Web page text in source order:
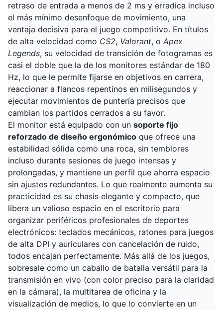
retraso de entrada a menos de 2 ms y erradica incluso
el más mínimo desenfoque de movimiento, una
ventaja decisiva para el juego competitivo. En títulos
de alta velocidad como CS2, Valorant, o Apex
Legends, su velocidad de transición de fotogramas es
casi el doble que la de los monitores estándar de 180
Hz, lo que le permite fijarse en objetivos en carrera,
reaccionar a flancos repentinos en milisegundos y
ejecutar movimientos de puntería precisos que
cambian los partidos cerrados a su favor.
El monitor está equipado con un soporte fijo
reforzado de diseño ergonómico que ofrece una
estabilidad sólida como una roca, sin temblores
incluso durante sesiones de juego intensas y
prolongadas, y mantiene un perfil que ahorra espacio
sin ajustes redundantes. Lo que realmente aumenta su
practicidad es su chasis elegante y compacto, que
libera un valioso espacio en el escritorio para
organizar periféricos profesionales de deportes
electrónicos: teclados mecánicos, ratones para juegos
de alta DPI y auriculares con cancelación de ruido,
todos encajan perfectamente. Más allá de los juegos,
sobresale como un caballo de batalla versátil para la
transmisión en vivo (con color preciso para la claridad
en la cámara), la multitarea de oficina y la
visualización de medios, lo que lo convierte en un